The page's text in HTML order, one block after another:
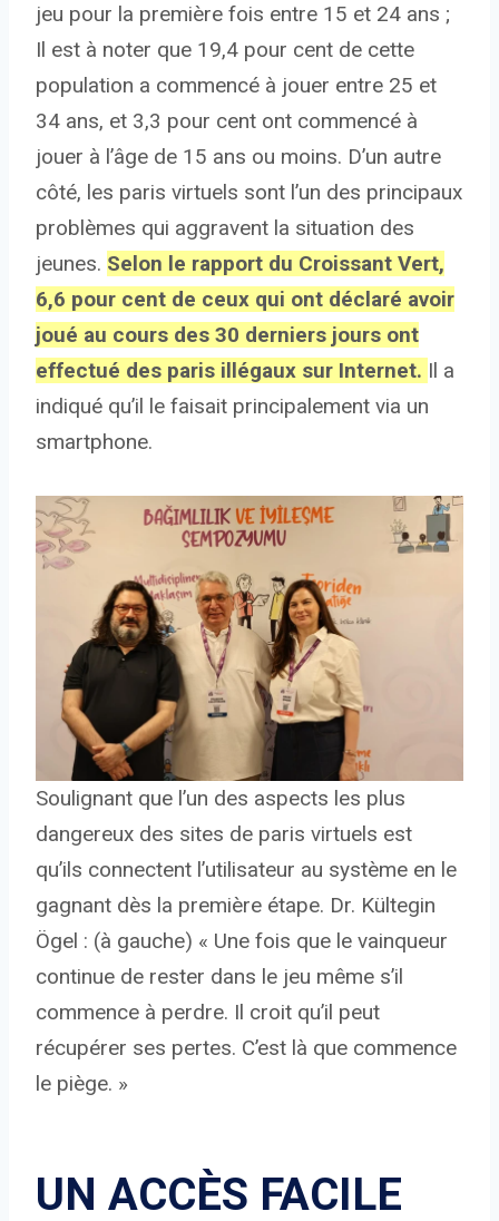
jeu pour la première fois entre 15 et 24 ans ;
Il est à noter que 19,4 pour cent de cette
population a commencé à jouer entre 25 et
34 ans, et 3,3 pour cent ont commencé à
jouer à l’âge de 15 ans ou moins. D’un autre
côté, les paris virtuels sont l’un des principaux
problèmes qui aggravent la situation des
jeunes. Selon le rapport du Croissant Vert,
6,6 pour cent de ceux qui ont déclaré avoir
joué au cours des 30 derniers jours ont
effectué des paris illégaux sur Internet. Il a
indiqué qu’il le faisait principalement via un
smartphone.
Soulignant que l’un des aspects les plus
dangereux des sites de paris virtuels est
qu’ils connectent l’utilisateur au système en le
gagnant dès la première étape. Dr. Kültegin
Ögel : (à gauche) « Une fois que le vainqueur
continue de rester dans le jeu même s’il
commence à perdre. Il croit qu’il peut
récupérer ses pertes. C’est là que commence
le piège. »
UN ACCÈS FACILE